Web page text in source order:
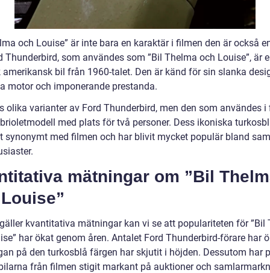
och Louise” är inte bara en karaktär i filmen den är också
Thunderbird, som användes som ”Bil Thelma och Louise”, är
bil från 1960-talet. Den är känd för sin slanka
motor och imponerande prestanda.
olika varianter av Ford Thunderbird, men den som användes i
med plats för två personer. Dess ikoniska
synonymt med filmen och har blivit mycket populär bland
mätningar om ”Bil
kvantitativa mätningar kan vi se att populariteten för ”Bil
har ökat genom åren. Antalet Ford Thunderbird-förare har
på den turkosblå färgen har skjutit i höjden. Dessutom har
från filmen stigit markant på auktioner och